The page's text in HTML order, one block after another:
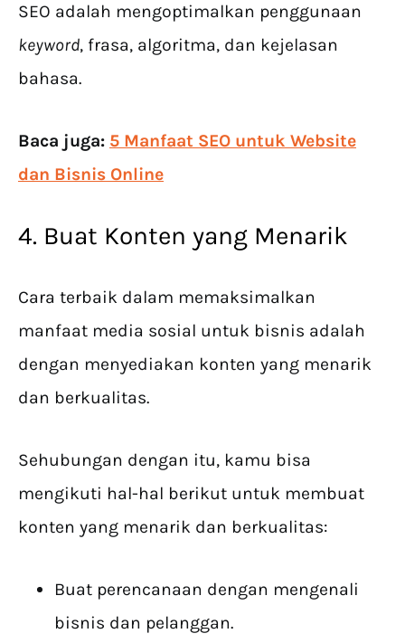
SEO adalah mengoptimalkan penggunaan
keyword, frasa, algoritma, dan kejelasan
bahasa.
Baca juga: 5 Manfaat SEO untuk Website
dan Bisnis Online
4. Buat Konten yang Menarik
Cara terbaik dalam memaksimalkan
manfaat media sosial untuk bisnis adalah
dengan menyediakan konten yang menarik
dan berkualitas.
Sehubungan dengan itu, kamu bisa
mengikuti hal-hal berikut untuk membuat
konten yang menarik dan berkualitas:
Buat perencanaan dengan mengenali
bisnis dan pelanggan.